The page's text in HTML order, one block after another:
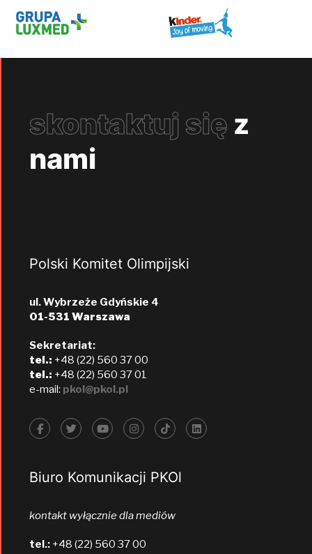
skontaktuj się z
nami
Polski Komitet Olimpijski
ul. Wybrzeże Gdyńskie 4
01-531 Warszawa
Sekretariat:
tel.: +48 (22) 560 37 00
tel.: +48 (22) 560 37 01
e-mail: pkol@pkol.pl
Biuro Komunikacji PKOl
kontakt wyłącznie dla mediów
tel.: +48 (22) 560 37 00